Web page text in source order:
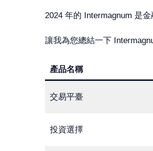
2024 年的 Intermagnum 是
讓我為您總結一下
產品名稱
交易平臺
投資選擇